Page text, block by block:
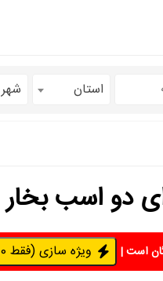
استان شهر
بخار 09197443453
است| ویژه سازی (فقط 50 هزار تومان)